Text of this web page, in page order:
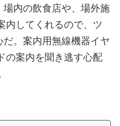
内の飲食店や、場外施
内してくれるので、ツ
。案内用無線機器イヤ
の案内を聞き逃す心配